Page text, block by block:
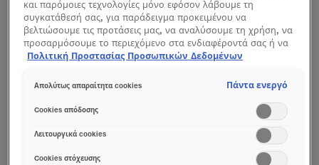
ΦΊΛΤΡΟ ΤΑΞΙΝΟΜΗΣΗ ΚΑΤΆ
και παρόμοιες τεχνολογίες μόνο εφόσον λάβουμε τη
συγκατάθεσή σας, για παράδειγμα προκειμένου να
βελτιώσουμε τις προτάσεις μας, να αναλύσουμε τη χρήση, να
προσαρμόσουμε το περιεχόμενο στα ενδιαφέροντά σας ή να
αναγνωρίσουμε τον browser/ τη συσκευή σας για τη
δείχνουμε σχετικό διαφημιστικό περιεχόμενο σε άλλες
οποία δεν είναι απαραίτητα («Αποδοχή όλων»), να τα
απορρίψετε («Απόρριψη όλων») ή να ρυθμίσετε και να
αποθηκεύσετε τις επιλογές σας («Αποθήκευση επιλογών»).
Μπορείτε επίσης, ανά πάσα στιγμή, να ελέγξετε και να
ρυθμίσετε εκ νέου τις επιλογές σας (επιλέγοντας το link
Πολιτική Προστασίας Προσωπικών Δεδομένων
Απολύτως απαραίτητα cookies Πάντα ενεργό
Cookies απόδοσης
Λειτουργικά cookies
Cookies στόχευσης